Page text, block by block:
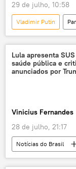
29 de julho, 10:58
Vladimir Putin
Rússia
Ocidente
Países Bálticos
Lula apresenta
saúde pública e
anunciados por
Vinicius Fernandes
28 de julho, 21:17
Notícias do Brasil
Donald Trump